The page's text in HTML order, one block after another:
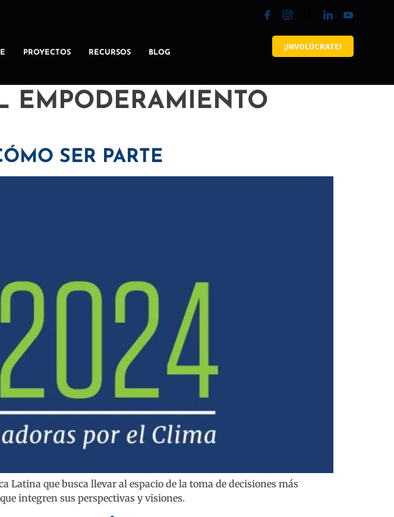
PROYECTOS RECURSOS BLOG
¡INVOLÚCRATE!
EMPODERAMIENTO
SER PARTE
Latina que busca llevar al espacio de la toma de decisiones más
integren sus perspectivas y visiones.